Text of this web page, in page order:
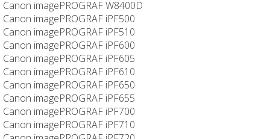
Canon imagePROGRAF W8400D
Canon imagePROGRAF iPF500
Canon imagePROGRAF iPF510
Canon imagePROGRAF iPF600
Canon imagePROGRAF iPF605
Canon imagePROGRAF iPF610
Canon imagePROGRAF iPF650
Canon imagePROGRAF iPF655
Canon imagePROGRAF iPF700
Canon imagePROGRAF iPF710